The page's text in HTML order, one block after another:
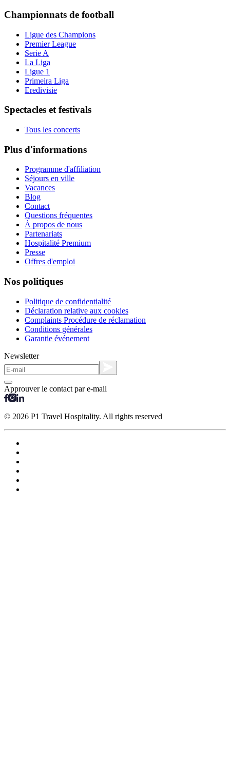
Championnats de football
Ligue des Champions
Premier League
Serie A
La Liga
Ligue 1
Primeira Liga
Eredivisie
Spectacles et festivals
Tous les concerts
Plus d'informations
Programme d'affiliation
Séjours en ville
Vacances
Blog
Contact
Questions fréquentes
À propos de nous
Partenariats
Hospitalité Premium
Presse
Offres d'emploi
Nos politiques
Politique de confidentialité
Déclaration relative aux cookies
Complaints Procédure de réclamation
Conditions générales
Garantie événement
Newsletter
Approuver le contact par e-mail
© 2026 P1 Travel Hospitality. All rights reserved